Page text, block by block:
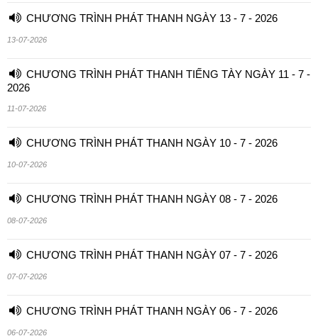
CHƯƠNG TRÌNH PHÁT THANH NGÀY 13 - 7 - 2026
13-07-2026
CHƯƠNG TRÌNH PHÁT THANH TIẾNG TÀY NGÀY 11 - 7 -
2026
11-07-2026
CHƯƠNG TRÌNH PHÁT THANH NGÀY 10 - 7 - 2026
10-07-2026
CHƯƠNG TRÌNH PHÁT THANH NGÀY 08 - 7 - 2026
08-07-2026
CHƯƠNG TRÌNH PHÁT THANH NGÀY 07 - 7 - 2026
07-07-2026
CHƯƠNG TRÌNH PHÁT THANH NGÀY 06 - 7 - 2026
06-07-2026